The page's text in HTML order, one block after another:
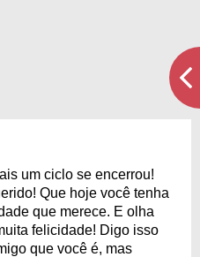
um ciclo se encerrou!
Que hoje você tenha
que merece. E olha
felicidade! Digo isso
que você é, mas